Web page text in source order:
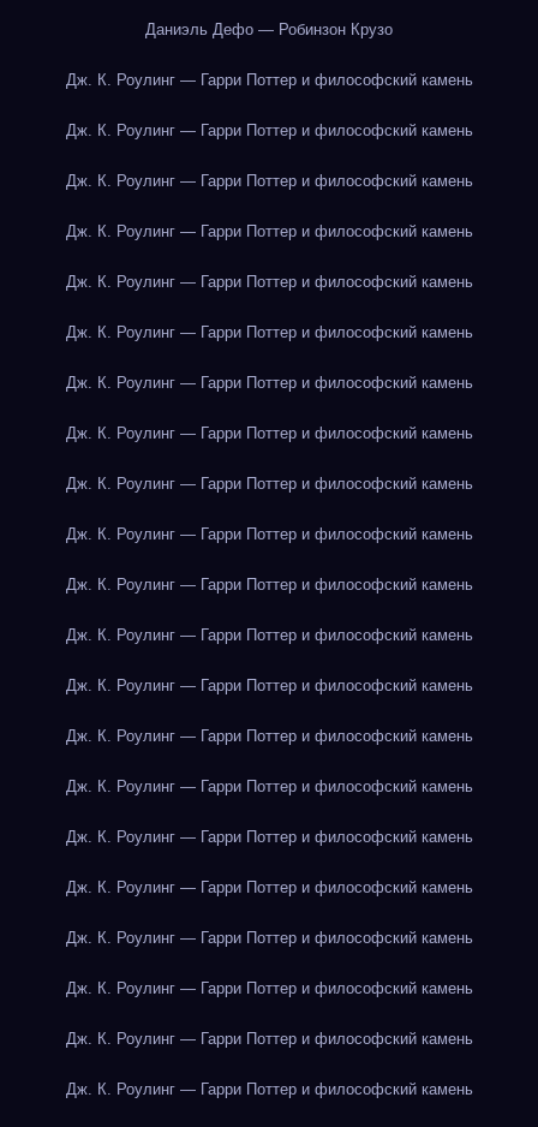
Даниэль Дефо — Робинзон Крузо
Дж. К. Роулинг — Гарри Поттер и философский камень
Дж. К. Роулинг — Гарри Поттер и философский камень
Дж. К. Роулинг — Гарри Поттер и философский камень
Дж. К. Роулинг — Гарри Поттер и философский камень
Дж. К. Роулинг — Гарри Поттер и философский камень
Дж. К. Роулинг — Гарри Поттер и философский камень
Дж. К. Роулинг — Гарри Поттер и философский камень
Дж. К. Роулинг — Гарри Поттер и философский камень
Дж. К. Роулинг — Гарри Поттер и философский камень
Дж. К. Роулинг — Гарри Поттер и философский камень
Дж. К. Роулинг — Гарри Поттер и философский камень
Дж. К. Роулинг — Гарри Поттер и философский камень
Дж. К. Роулинг — Гарри Поттер и философский камень
Дж. К. Роулинг — Гарри Поттер и философский камень
Дж. К. Роулинг — Гарри Поттер и философский камень
Дж. К. Роулинг — Гарри Поттер и философский камень
Дж. К. Роулинг — Гарри Поттер и философский камень
Дж. К. Роулинг — Гарри Поттер и философский камень
Дж. К. Роулинг — Гарри Поттер и философский камень
Дж. К. Роулинг — Гарри Поттер и философский камень
Дж. К. Роулинг — Гарри Поттер и философский камень